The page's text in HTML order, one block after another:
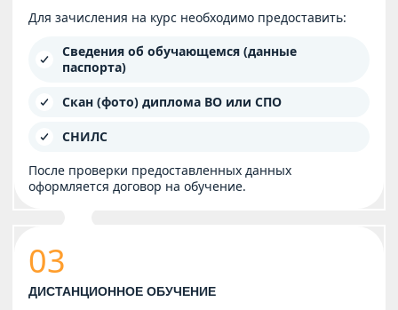
Для зачисления на курс необходимо предоставить:
Сведения об обучающемся (данные
паспорта)
Скан (фото) диплома ВО или СПО
СНИЛС
После проверки предоставленных данных
оформляется договор на обучение.
03
ДИСТАНЦИОННОЕ ОБУЧЕНИЕ